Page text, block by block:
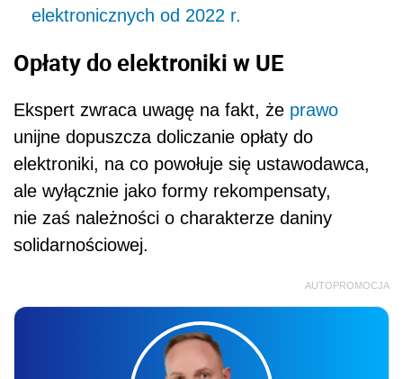
elektronicznych od 2022 r.
Opłaty do elektroniki w UE
Ekspert zwraca uwagę na fakt, że prawo
unijne dopuszcza doliczanie opłaty do
elektroniki, na co powołuje się ustawodawca,
ale wyłącznie jako formy rekompensaty,
nie zaś należności o charakterze daniny
solidarnościowej.
AUTOPROMOCJA